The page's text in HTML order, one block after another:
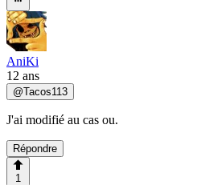
AniKi
12 ans
@Tacos113
J'ai modifié au cas ou.
Répondre
1